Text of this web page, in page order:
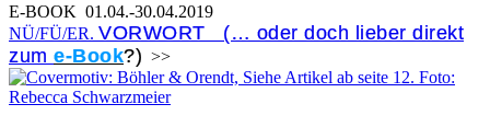
E-BOOK 01.04.-30.04.2019
NÜ/FÜ/ER. VORWORT (… oder doch lieber direkt
zum e-Book?) >>